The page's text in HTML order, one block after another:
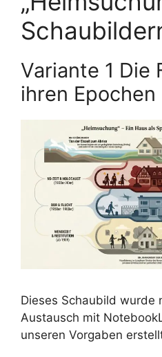
Variante 1 Die
ihren Epochen
Dieses Schaubild wurde
Austausch mit
unseren Vorgaben